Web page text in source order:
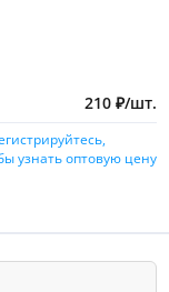
210 ₽/шт.
узнать оптовую цену